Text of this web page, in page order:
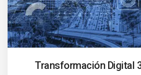
Transformación Digital